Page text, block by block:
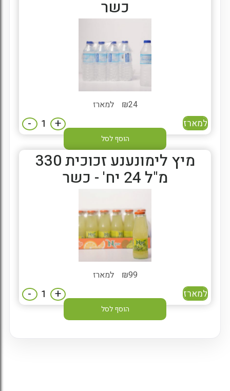
כשר
24
₪ למארז
למארז +
-
הוסף לסל
מיץ לימונענע זכוכית 330
מ"ל 24 יח' - כשר
99
₪ למארז
למארז +
-
הוסף לסל